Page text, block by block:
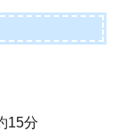
15分